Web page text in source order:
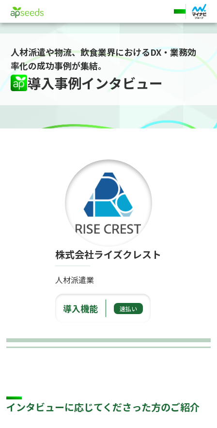
ホーム 導入事例
人材派遣や物流、飲食業界におけるDX・業務効
率化の成功事例が集結。
導入事例インタビュー
株式会社ライズクレスト
人材派遣業
導入機能 速払い
インタビューに応じてくださった方のご紹介